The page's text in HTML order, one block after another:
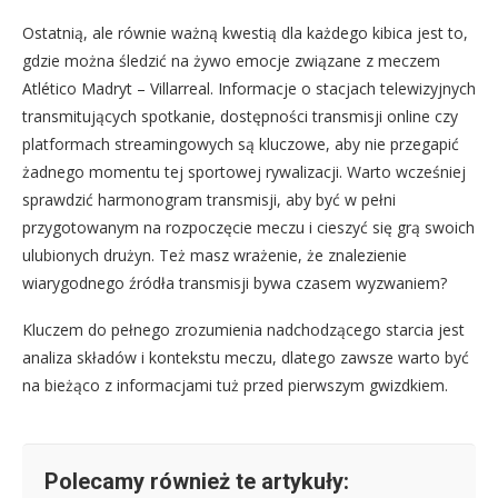
Ostatnią, ale równie ważną kwestią dla każdego kibica jest to,
gdzie można śledzić na żywo emocje związane z meczem
Atlético Madryt – Villarreal. Informacje o stacjach telewizyjnych
transmitujących spotkanie, dostępności transmisji online czy
platformach streamingowych są kluczowe, aby nie przegapić
żadnego momentu tej sportowej rywalizacji. Warto wcześniej
sprawdzić harmonogram transmisji, aby być w pełni
przygotowanym na rozpoczęcie meczu i cieszyć się grą swoich
ulubionych drużyn. Też masz wrażenie, że znalezienie
wiarygodnego źródła transmisji bywa czasem wyzwaniem?
Kluczem do pełnego zrozumienia nadchodzącego starcia jest
analiza składów i kontekstu meczu, dlatego zawsze warto być
na bieżąco z informacjami tuż przed pierwszym gwizdkiem.
Polecamy również te artykuły: